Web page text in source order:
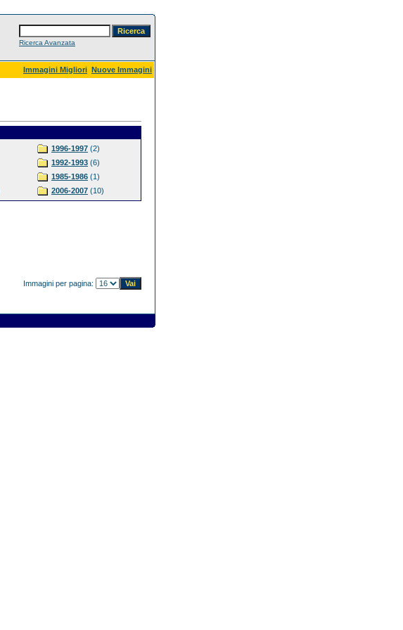
Ricerca Avanzata
Immagini Migliori Nuove Immagini
1996-1997 (2)
1992-1993 (6)
1985-1986 (1)
2006-2007 (10)
Immagini per pagina: